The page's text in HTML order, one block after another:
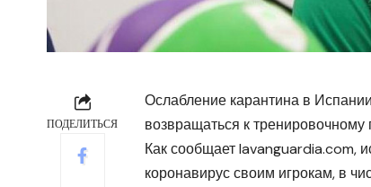
ПОДЕЛИТЬСЯ
Ослабление карантина в
возвращаться к тренировочному
Как сообщает lavanguardia.com,
коронавирус своим игрокам, в